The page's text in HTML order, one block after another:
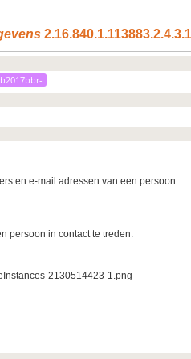
en e-mail adressen van een persoon.
persoon in contact te treden.